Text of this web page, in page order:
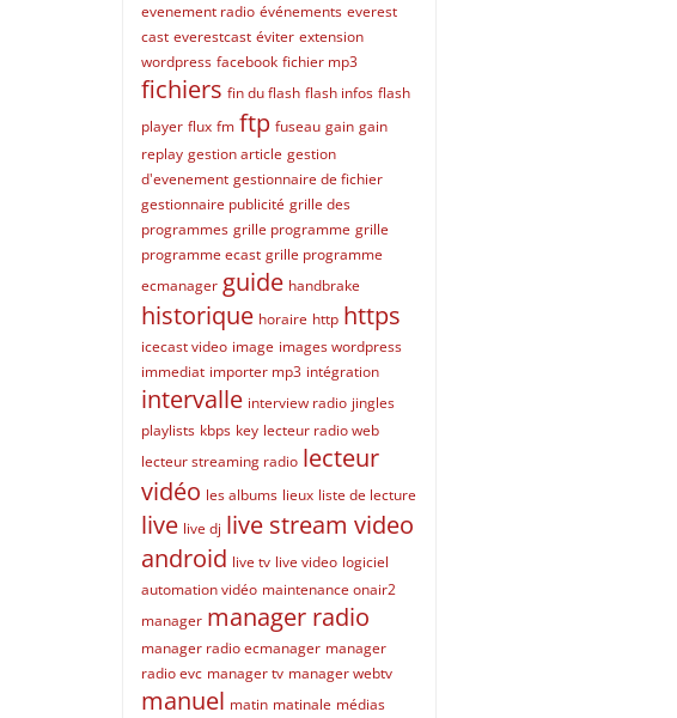
evenement radio événements everest
cast everestcast éviter extension
wordpress facebook fichier mp3
fichiers fin du flash flash infos flash
player flux fm ftp fuseau gain gain
replay gestion article gestion
d'evenement gestionnaire de fichier
gestionnaire publicité grille des
programmes grille programme grille
programme ecast grille programme
ecmanager guide handbrake
historique horaire http https
icecast video image images wordpress
immediat importer mp3 intégration
intervalle interview radio jingles
playlists kbps key lecteur radio web
lecteur streaming radio lecteur
vidéo les albums lieux liste de lecture
live live dj live stream video
android live tv live video logiciel
automation vidéo maintenance onair2
manager manager radio
manager radio ecmanager manager
radio evc manager tv manager webtv
manuel matin matinale médias